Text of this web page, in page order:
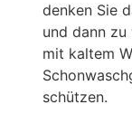
denken Sie
und dann zu
mit kaltem
schützen.